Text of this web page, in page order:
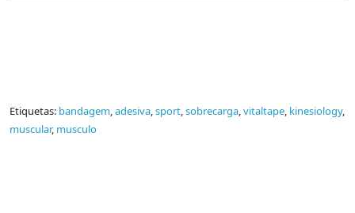
Etiquetas: bandagem,adesiva,sport,sobrecarga,vitaltape, kinesiology,
muscular, musculo